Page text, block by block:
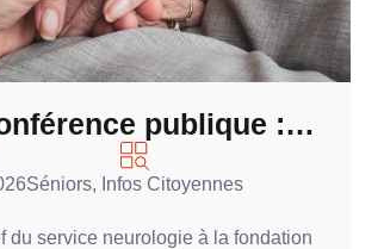
publique :
bien bouger,
manger….. malgré la
maladie
Séniors, Infos Citoyennes
du service neurologie à la fondation